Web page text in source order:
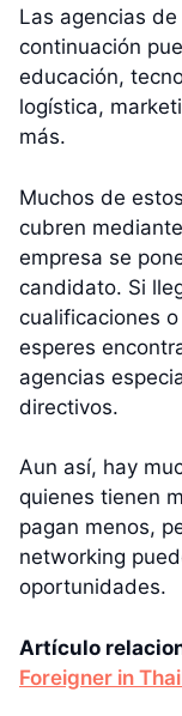
Las agencias
continuación
educación,
logística,
más.
Muchos de
cubren
empresa se
candidato. Si
cualificaciones
esperes
agencias
directivos.
Aun así, hay
quienes tienen
pagan menos,
networking
oportunidades.
Artículo
Foreigner in